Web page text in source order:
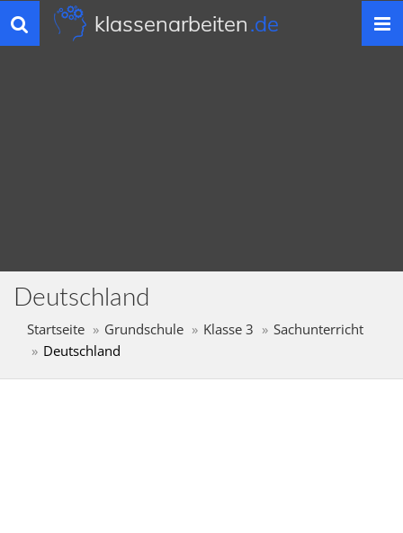
Toggle
navigation
klassenarbeiten.de
Deutschland
Startseite Grundschule Klasse 3
Sachunterricht
Deutschland